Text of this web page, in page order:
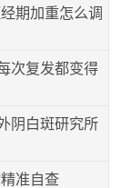
期加重怎么调
次复发都变得
阴白斑研究所
准自查